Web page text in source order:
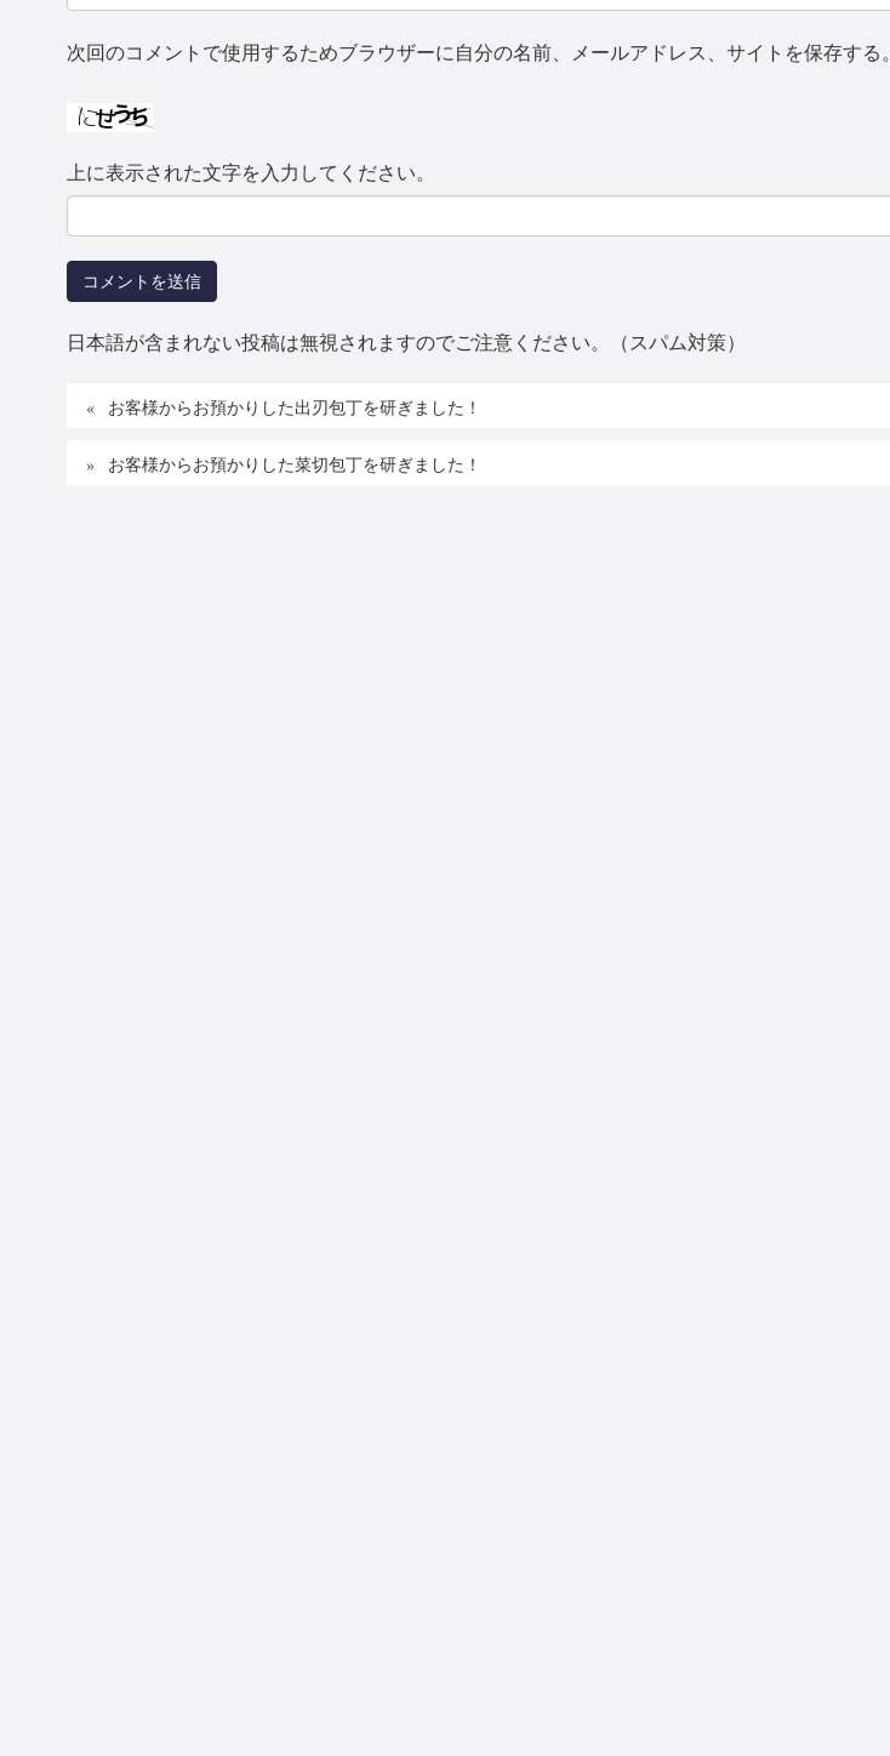
次回のコメントで使用するためブラウザーに自分の名前、メールアドレス、サイトを保存する。
上に表示された文字を入力してください。
日本語が含まれない投稿は無視されますのでご注意ください。（スパム対策）
お客様からお預かりした出刃包丁を研ぎました！
お客様からお預かりした菜切包丁を研ぎました！